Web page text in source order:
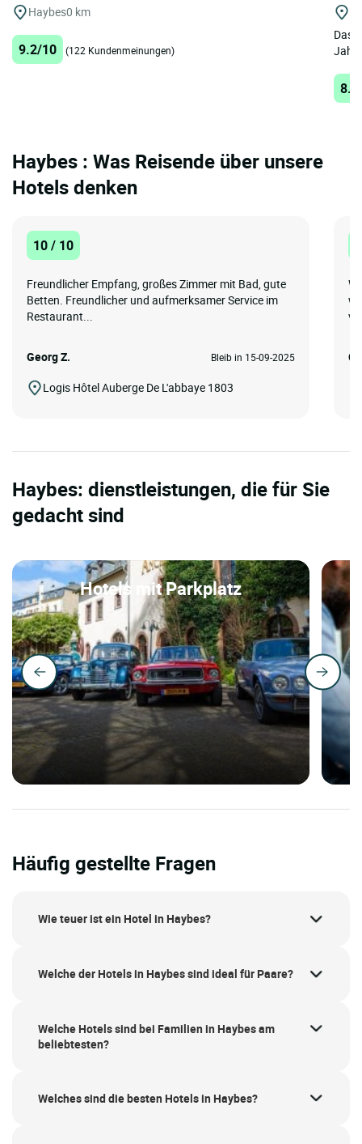
Haybes0 km
9.2/10 (122 Kundenmeinungen)
Das
Haybes : Was Reisende über unsere
Hotels denken
10 / 10
Freundlicher Empfang, großes Zimmer mit Bad, gute
Betten. Freundlicher und aufmerksamer Service im
Restaurant...
Georg Z. Bleib in 15-09-2025
Logis Hôtel Auberge De L'abbaye 1803
Haybes: dienstleistungen, die für Sie
gedacht sind
Hotels mit Parkplatz
Häufig gestellte Fragen
Wie teuer ist ein Hotel in Haybes?
Welche der Hotels in Haybes sind ideal für Paare?
Welche Hotels sind bei Familien in Haybes am
beliebtesten?
Welches sind die besten Hotels in Haybes?